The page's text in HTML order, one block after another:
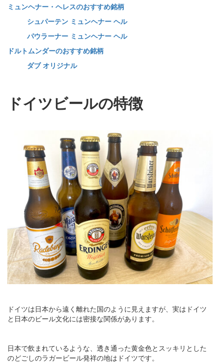
ミュンヘナー・ヘレスのおすすめ銘柄
シュパーテン ミュンヘナー ヘル
パウラーナー ミュンヘナー ヘル
ドルトムンダーのおすすめ銘柄
ダブ オリジナル
ドイツビールの特徴
ドイツは日本から遠く離れた国のように見えますが、実はドイツ
と日本のビール文化には密接な関係があります。
日本で飲まれているような、透き通った黄金色とスッキリとした
のどごしのラガービール発祥の地はドイツです。